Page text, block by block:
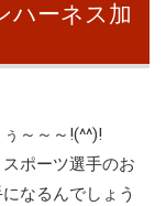
ハーネス加
～～～!(^^)!
ポーツ選手のお
なるんでしょう